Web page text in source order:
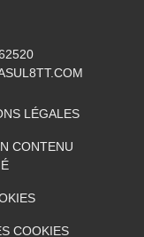
LÉGALES
CONTENU
COOKIES